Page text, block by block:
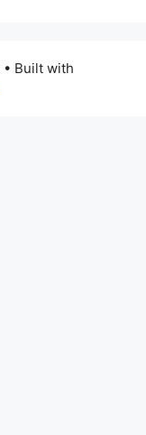
• Built with